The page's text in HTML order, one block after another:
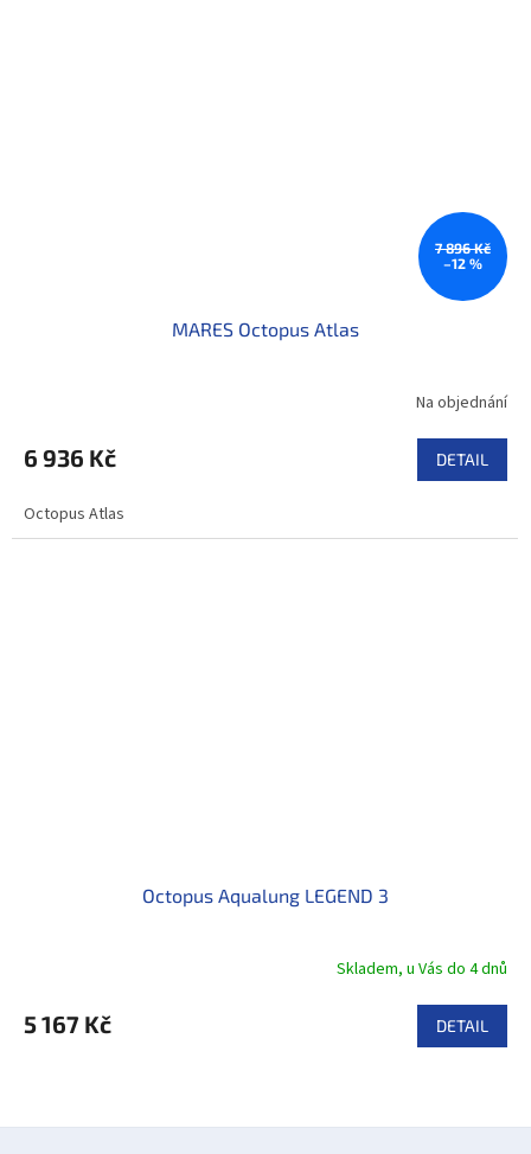
7 896 Kč
–12 %
MARES Octopus Atlas
Na objednání
6 936 Kč DETAIL
Octopus Atlas
Octopus Aqualung LEGEND 3
Skladem, u Vás do 4 dnů
5 167 Kč DETAIL